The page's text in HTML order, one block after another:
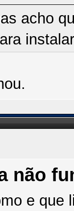
acho
não
e que